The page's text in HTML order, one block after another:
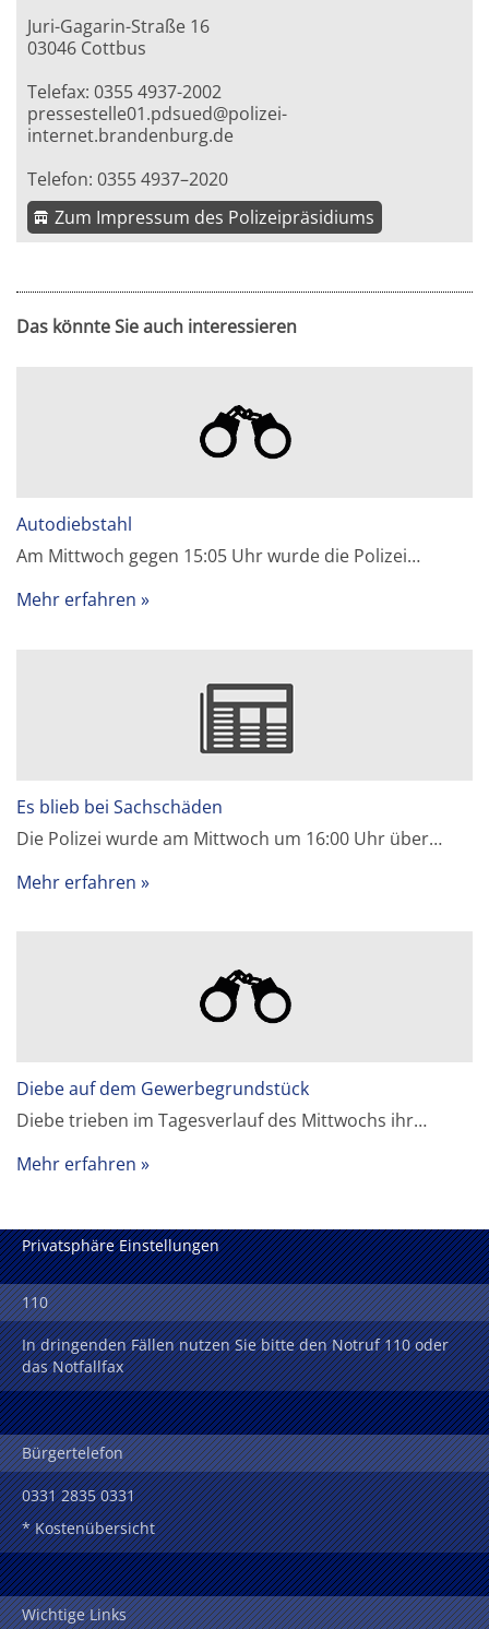
Juri-Gagarin-Straße 16
03046 Cottbus
Telefax: 0355 4937-2002
pressestelle01.pdsued@polizei-
internet.brandenburg.de
Telefon: 0355 4937–2020
Zum Impressum des Polizeipräsidiums
Das könnte Sie auch interessieren
Autodiebstahl
Am Mittwoch gegen 15:05 Uhr wurde die Polizei…
Mehr erfahren
Es blieb bei Sachschäden
Die Polizei wurde am Mittwoch um 16:00 Uhr über…
Mehr erfahren
Diebe auf dem Gewerbegrundstück
Diebe trieben im Tagesverlauf des Mittwochs ihr…
Mehr erfahren
Privatsphäre Einstellungen
110
In dringenden Fällen nutzen Sie bitte den Notruf 110 oder
das Notfallfax
Bürgertelefon
0331 2835 0331
* Kostenübersicht
Wichtige Links